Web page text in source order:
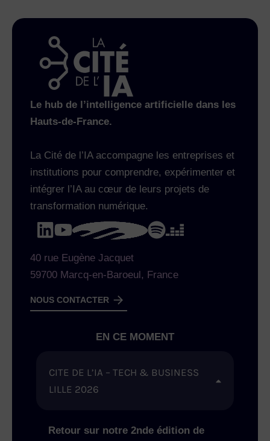
Le hub de l’intelligence artificielle dans les
Hauts-de-France.
La Cité de l’IA accompagne les entreprises et
institutions pour comprendre, expérimenter et
intégrer l’IA au cœur de leurs projets de
transformation numérique.
40 rue Eugène Jacquet
59700 Marcq-en-Baroeul, France
NOUS CONTACTER
EN CE MOMENT
CITE DE L’IA – TECH & BUSINESS
LILLE 2026
Retour sur notre 2nde édition de